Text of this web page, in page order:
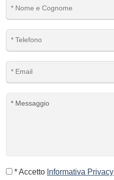
* Accetto Informativa Privacy